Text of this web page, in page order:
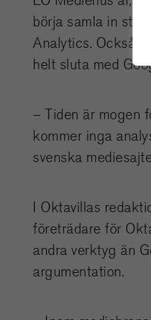
börja samla in
Analytics. Också
helt sluta med
– Tiden är mogen
kommer inga
svenska
I Oktavillas
företrädare för
andra verktyg än
argumentation.